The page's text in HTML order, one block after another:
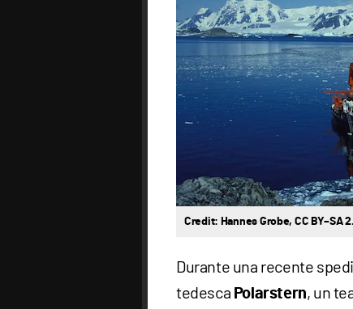
Credit: Hannes Grobe, CC BY–SA
Durante una recente
tedesca Polarstern, un